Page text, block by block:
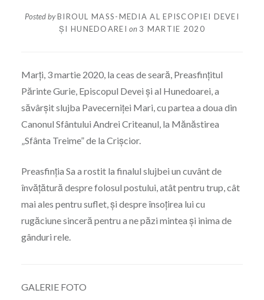
Posted byBIROUL MASS-MEDIA AL EPISCOPIEI DEVEI
ȘI HUNEDOAREI on 3 MARTIE 2020
Marți, 3 martie 2020, la ceas de seară, Preasfințitul
Părinte Gurie, Episcopul Devei și al Hunedoarei, a
săvârșit slujba Pavecerniței Mari, cu partea a doua din
Canonul Sfântului Andrei Criteanul, la Mănăstirea
„Sfânta Treime” de la Crișcior.
Preasfinția Sa a rostit la finalul slujbei un cuvânt de
învățătură despre folosul postului, atât pentru trup, cât
mai ales pentru suflet, și despre însoțirea lui cu
rugăciune sinceră pentru a ne păzi mintea și inima de
gânduri rele.
GALERIE FOTO